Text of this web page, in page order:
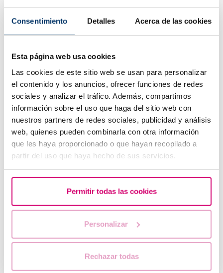
Consentimiento Detalles Acerca de las cookies
Esta página web usa cookies
Las cookies de este sitio web se usan para personalizar
el contenido y los anuncios, ofrecer funciones de redes
sociales y analizar el tráfico. Además, compartimos
información sobre el uso que haga del sitio web con
nuestros partners de redes sociales, publicidad y análisis
web, quienes pueden combinarla con otra información
que les haya proporcionado o que hayan recopilado a
partir del uso que haya hecho de sus servicios.
Permitir todas las cookies
Personalizar
Rechazar todas
Quando fare un test di gravidanza dopo una FIV
Cosa fare in caso di ritardo mestruale con un test di
gravidanza negativo?